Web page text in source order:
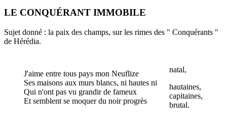
LE CONQUÉRANT IMMOBILE
Sujet donné : la paix des champs, sur les rimes des " Conquérants "
de Hérédia.
J'aime entre tous pays mon Neuflize
Ses maisons aux murs blancs, ni hautes ni
Qui n'ont pas vu grandir de fameux
Et semblent se moquer du noir progrès
natal,
hautaines,
capitaines,
brutal.